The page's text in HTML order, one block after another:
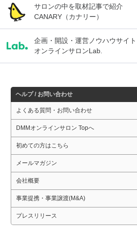
サロンの中を取材記事で紹介
CANARY（カナリー）
企画・開設・運営ノウハウサイト
オンラインサロンLab.
ヘルプ / お問い合わせ
よくある質問・お問い合わせ
DMMオンラインサロン Topへ
初めての方はこちら
メールマガジン
会社概要
事業提携・事業譲渡(M&A)
プレスリリース